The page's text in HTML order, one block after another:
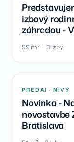
izbový
záhradou -
59 m² 3 izby
PREDAJ · NIVY
Novinka -
novostavbe
Bratislava